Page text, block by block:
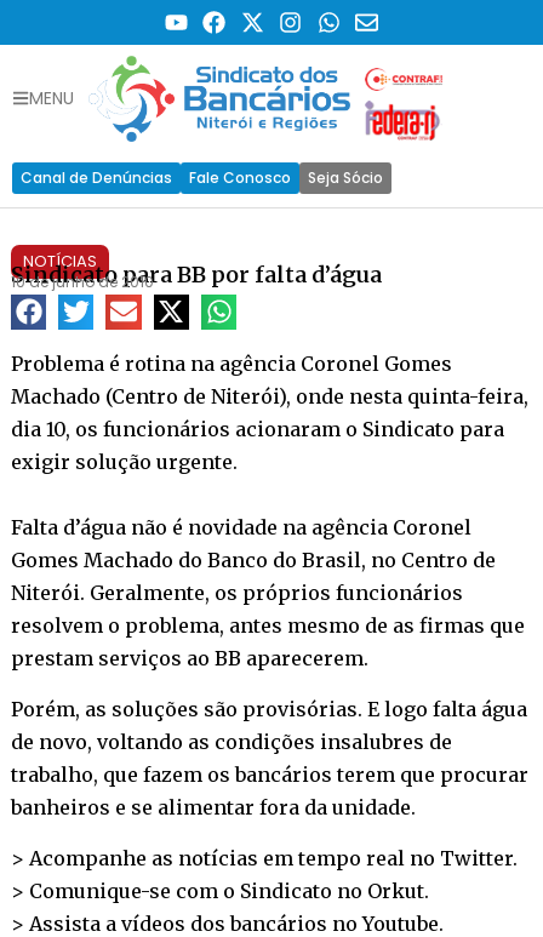
MENU
Canal de Denúncias Fale Conosco Seja Sócio
NOTÍCIAS
Sindicato para BB por falta d’água
10 de junho de 2010
Problema é rotina na agência Coronel Gomes
Machado (Centro de Niterói), onde nesta quinta-feira,
dia 10, os funcionários acionaram o Sindicato para
exigir solução urgente.
Falta d’água não é novidade na agência Coronel
Gomes Machado do Banco do Brasil, no Centro de
Niterói. Geralmente, os próprios funcionários
resolvem o problema, antes mesmo de as firmas que
prestam serviços ao BB aparecerem.
Porém, as soluções são provisórias. E logo falta água
de novo, voltando as condições insalubres de
trabalho, que fazem os bancários terem que procurar
banheiros e se alimentar fora da unidade.
> Acompanhe as notícias em tempo real no Twitter.
> Comunique-se com o Sindicato no Orkut.
> Assista a vídeos dos bancários noYoutube.